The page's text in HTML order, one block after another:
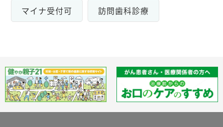
マイナ受付可 訪問歯科診療